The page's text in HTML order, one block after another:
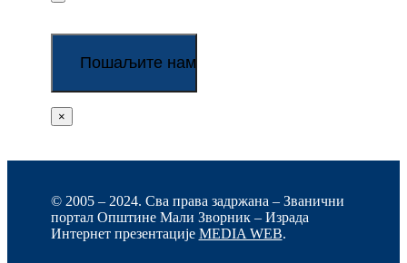
×
© 2005 – 2024. Сва права задржана – Званични
портал Општине Мали Зворник – Израда
Интернет презентације MEDIA WEB.